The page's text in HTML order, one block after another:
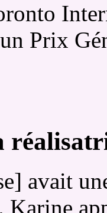
Prix
avait
Karine